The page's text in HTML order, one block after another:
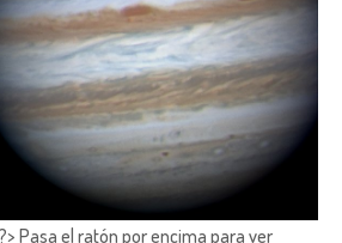
Pasa el ratón por encima para ver